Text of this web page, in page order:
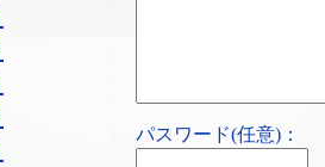
パスワード(任意)：